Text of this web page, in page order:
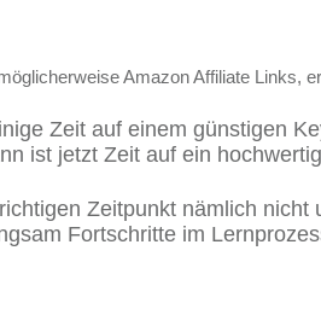
Amazon Affiliate Links,
Zeit auf einem günstigen
ist jetzt Zeit auf ein
Zeitpunkt nämlich
Fortschritte im